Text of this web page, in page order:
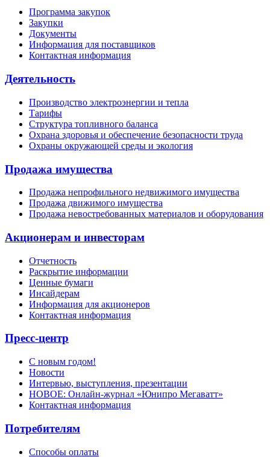
Программа закупок
Закупки
Документы
Информация для поставщиков
Контактная информация
Деятельность
Производство электроэнергии и тепла
Тарифы
Структура топливного баланса
Охрана здоровья и обеспечение безопасности труда
Охраны окружающей среды и экология
Продажа имущества
Продажа непрофильного недвижимого имущества
Продажа движимого имущества
Продажа невостребованных материалов и оборудования
Акционерам и инвесторам
Отчетность
Раскрытие информации
Ценные бумаги
Инсайдерам
Информация для акционеров
Контактная информация
Пресс-центр
С новым годом!
Новости
Интервью, выступления, презентации
НОВОЕ: Онлайн-журнал «Юнипро Мегаватт»
Контактная информация
Потребителям
Способы оплаты